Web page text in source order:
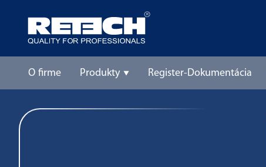
O firme Produkty Register-Dokumentácia